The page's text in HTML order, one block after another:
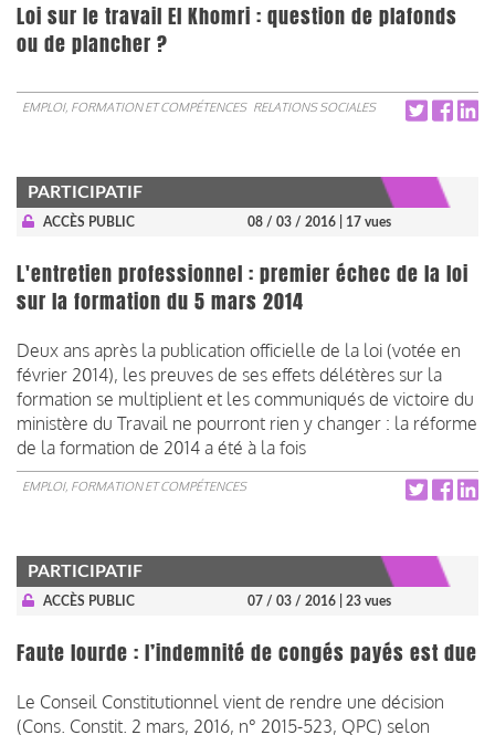
Loi sur le travail El Khomri : question de plafonds
ou de plancher ?
EMPLOI, FORMATION ET COMPÉTENCES RELATIONS SOCIALES
PARTICIPATIF
ACCÈS PUBLIC 08 / 03 / 2016 | 17 vues
L'entretien professionnel : premier échec de la loi
sur la formation du 5 mars 2014
Deux ans après la publication officielle de la loi (votée en
février 2014), les preuves de ses effets délétères sur la
formation se multiplient et les communiqués de victoire du
ministère du Travail ne pourront rien y changer : la réforme
de la formation de 2014 a été à la fois
EMPLOI, FORMATION ET COMPÉTENCES
PARTICIPATIF
ACCÈS PUBLIC 07 / 03 / 2016 | 23 vues
Faute lourde : l’indemnité de congés payés est due
Le Conseil Constitutionnel vient de rendre une décision
(Cons. Constit. 2 mars, 2016, n° 2015-523, QPC) selon